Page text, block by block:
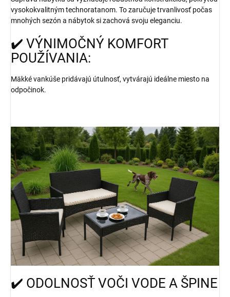
vysokokvalitným technoratanom. To zaručuje trvanlivosť počas
mnohých sezón a nábytok si zachová svoju eleganciu.
✔️ VÝNIMOČNÝ KOMFORT
POUŽÍVANIA:
Mäkké vankúše pridávajú útulnosť, vytvárajú ideálne miesto na
odpočinok.
✔️ ODOLNOSŤ VOČI VODE A ŠPINE